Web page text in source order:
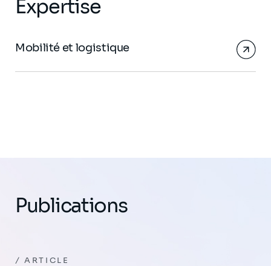
Expertise
Mobilité et logistique
Publications
ARTICLE